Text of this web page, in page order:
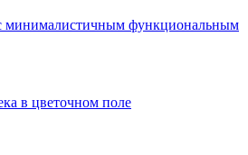
минималистичным функциональным
в цветочном поле